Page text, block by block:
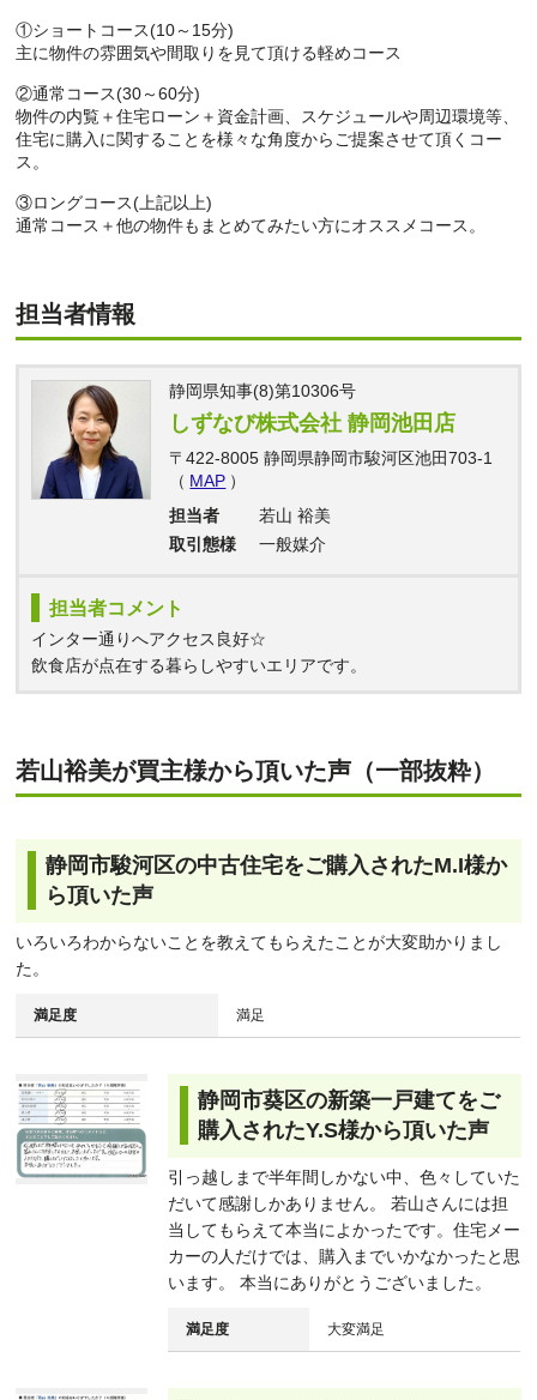
①ショートコース(10～15分)
主に物件の雰囲気や間取りを見て頂ける軽めコース
②通常コース(30～60分)
物件の内覧＋住宅ローン＋資金計画、スケジュールや周辺環境等、
住宅に購入に関することを様々な角度からご提案させて頂くコー
ス。
③ロングコース(上記以上)
通常コース＋他の物件もまとめてみたい方にオススメコース。
担当者情報
静岡県知事(8)第10306号
しずなび株式会社 静岡池田店
〒422-8005 静岡県静岡市駿河区池田703-1
（ MAP ）
担当者
若山 裕美
取引態様
一般媒介
担当者コメント
インター通りへアクセス良好☆
飲食店が点在する暮らしやすいエリアです。
若山裕美が買主様から頂いた声（一部抜粋）
静岡市駿河区の中古住宅をご購入されたM.I様か
ら頂いた声
いろいろわからないことを教えてもらえたことが大変助かりまし
た。
満足度 満足
静岡市葵区の新築一戸建てをご
購入されたY.S様から頂いた声
引っ越しまで半年間しかない中、色々していた
だいて感謝しかありません。 若山さんには担
当してもらえて本当によかったです。住宅メー
カーの人だけでは、購入までいかなかったと思
います。 本当にありがとうございました。
満足度 大変満足